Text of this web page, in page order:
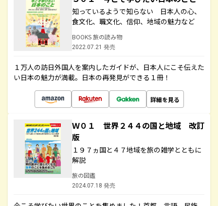
知っているようで知らない 日本人の心、
食文化、職文化、信仰、地域の魅力など
BOOKS 旅の読み物
2022.07.21 発売
１万人の訪日外国人を案内したガイドが、日本人にこそ伝えた
い日本の魅力が満載。日本の再発見ができる１冊！
詳細を見る
Ｗ０１ 世界２４４の国と地域 改訂
版
１９７ヵ国と４７地域を旅の雑学とともに
解説
旅の図鑑
2024.07.18 発売